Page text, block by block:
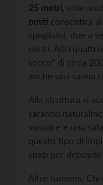
25 metri , utile
posti consentirà
spogliatoi, due a
metri. Altri quattro
secco” di circa
anche una sauna
Alla struttura si
saranno
squadre e una
questo tipo di
spazi per
Altre funzioni. Chi